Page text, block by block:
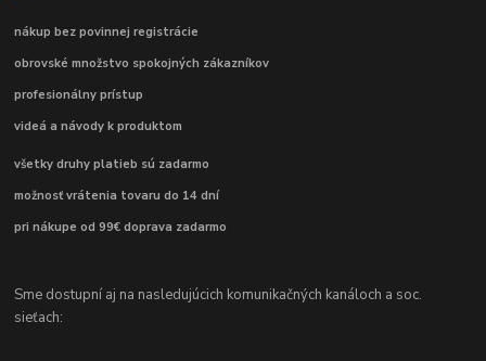
nákup bez povinnej registrácie
obrovské množstvo spokojných zákazníkov
profesionálny prístup
videá a návody k produktom
všetky druhy platieb sú zadarmo
možnosť vrátenia tovaru do 14 dní
pri nákupe od 99€ doprava zadarmo
Sme dostupní aj na nasledujúcich komunikačných kanáloch a soc.
sieťach: